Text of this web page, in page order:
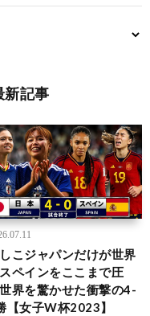
新記事
こジャパンだけが世界
ペインをここまで圧
界を驚かせた衝撃の4-
【女子W杯2023】